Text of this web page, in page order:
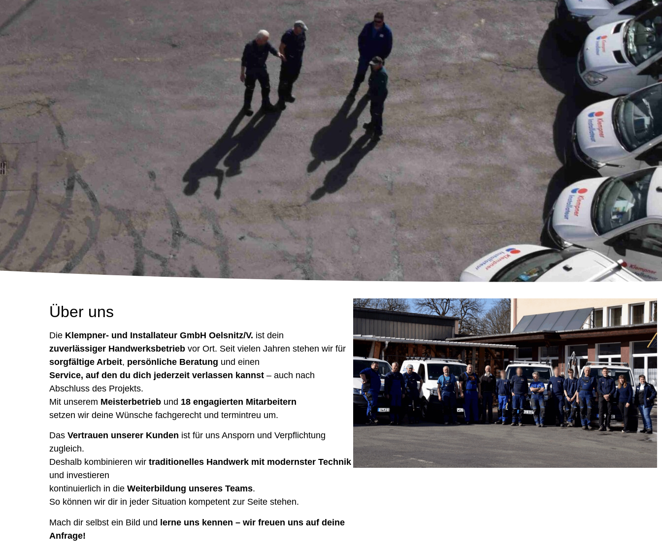
Über uns
Die Klempner- und Installateur GmbH Oelsnitz/V. ist dein
zuverlässiger Handwerksbetrieb vor Ort. Seit vielen Jahren stehen wir für
sorgfältige Arbeit, persönliche Beratung und einen
Service, auf den du dich jederzeit verlassen kannst – auch nach
Abschluss des Projekts.
Mit unserem Meisterbetrieb und 18 engagierten Mitarbeitern
setzen wir deine Wünsche fachgerecht und termintreu um.
Das Vertrauen unserer Kunden ist für uns Ansporn und Verpflichtung
zugleich.
Deshalb kombinieren wir traditionelles Handwerk mit modernster Technik
und investieren
kontinuierlich in die Weiterbildung unseres Teams.
So können wir dir in jeder Situation kompetent zur Seite stehen.
Mach dir selbst ein Bild und lerne uns kennen – wir freuen uns auf deine
Anfrage!